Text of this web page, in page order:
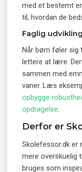
med et bestemt
til, hvordan de
Faglig
Når børn føler sig
lettere at lære.
sammen med
vaner. Læs
opbygge
opdragelse.
Derfor er
Skolefessor.dk er
mere overskuelig
bruges som